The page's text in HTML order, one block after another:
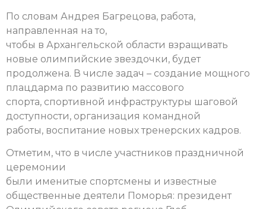
По словам Андрея Багрецова, работа,
направленная на то,
чтобы в Архангельской области взращивать
новые олимпийские звездочки, будет
продолжена. В числе задач – создание мощного
плацдарма по развитию массового
спорта, спортивной инфраструктуры шаговой
доступности, организация командной
работы, воспитание новых тренерских кадров.
Отметим, что в числе участников праздничной
церемонии
были именитые спортсмены и известные
общественные деятели Поморья: президент